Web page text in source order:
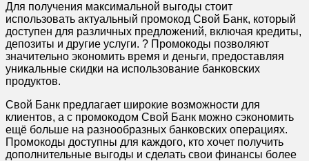
Для получения максимальной выгоды стоит
использовать актуальный промокод Свой Банк, который
доступен для различных предложений, включая кредиты,
депозиты и другие услуги. ? Промокоды позволяют
значительно экономить время и деньги, предоставляя
уникальные скидки на использование банковских
продуктов.
Свой Банк предлагает широкие возможности для
клиентов, а с промокодом Свой Банк можно сэкономить
ещё больше на разнообразных банковских операциях.
Промокоды доступны для каждого, кто хочет получить
дополнительные выгоды и сделать свои финансы более